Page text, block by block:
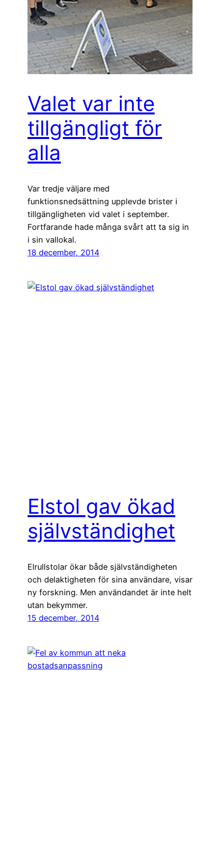
Valet var inte
tillgängligt för
alla
Var tredje väljare med
funktionsnedsättning upplevde brister i
tillgängligheten vid valet i september.
Fortfarande hade många svårt att ta sig in
i sin vallokal.
18 december, 2014
Elstol gav ökad
självständighet
Elrullstolar ökar både självständigheten
och delaktigheten för sina användare, visar
ny forskning. Men användandet är inte helt
utan bekymmer.
15 december, 2014